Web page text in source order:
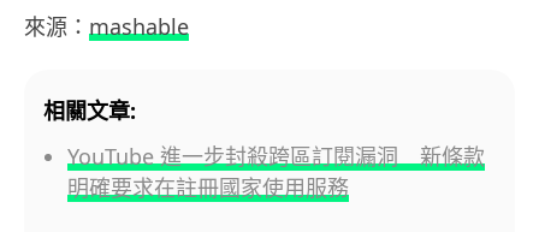
來源： mashable
相關文章:
YouTube 進一步封殺跨區訂閱漏洞 新條款
明確要求在註冊國家使用服務